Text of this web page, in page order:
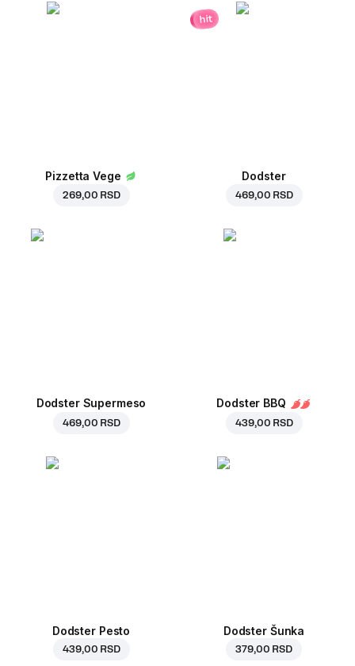
Pizzetta Vege
269,00 RSD
hit
Dodster
469,00 RSD
Dodster Supermeso
469,00 RSD
Dodster BBQ
439,00 RSD
Dodster Pesto
439,00 RSD
Dodster Šunka
379,00 RSD